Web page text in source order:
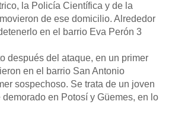
la Policía Científica y de la
de ese domicilio. Alrededor
en el barrio Eva Perón 3
después del ataque, en un primer
en el barrio San Antonio
sospechoso. Se trata de un joven
en Potosí y Güemes, en lo